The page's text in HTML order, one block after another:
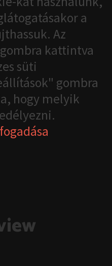
a
Az
gombra kattintva
süti
gombra
hogy melyik